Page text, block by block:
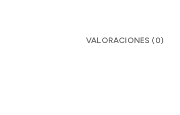
VALORACIONES (0)